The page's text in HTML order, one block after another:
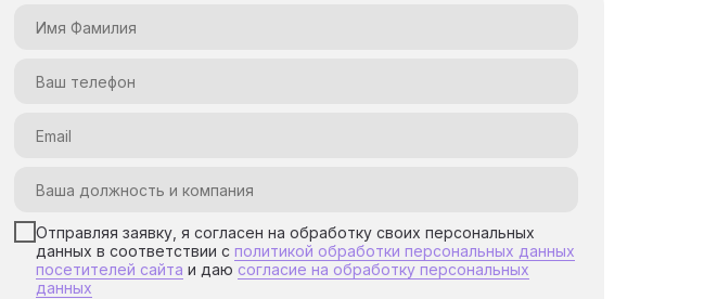
Отправляя заявку, я согласен на обработку своих персональных
данных в соответствии с политикой обработки персональных данных
посетителей сайта и даю согласие на обработку персональных
данных